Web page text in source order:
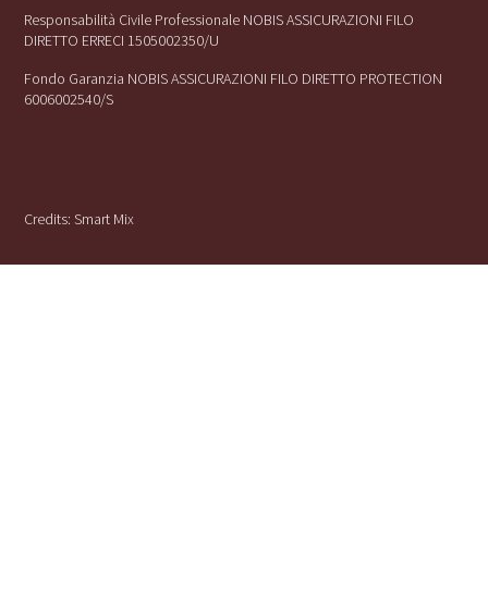
Responsabilità Civile Professionale NOBIS ASSICURAZIONI FILO
DIRETTO ERRECI 1505002350/U
Fondo Garanzia NOBIS ASSICURAZIONI FILO DIRETTO PROTECTION
6006002540/S
Credits:Smart Mix